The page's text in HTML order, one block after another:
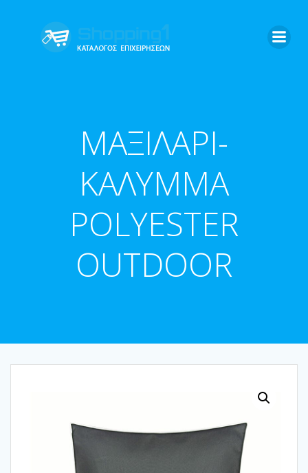
ΜΑΞΙΛΑΡΙ-
ΚΑΛΥΜΜΑ
POLYESTER
OUTDOOR